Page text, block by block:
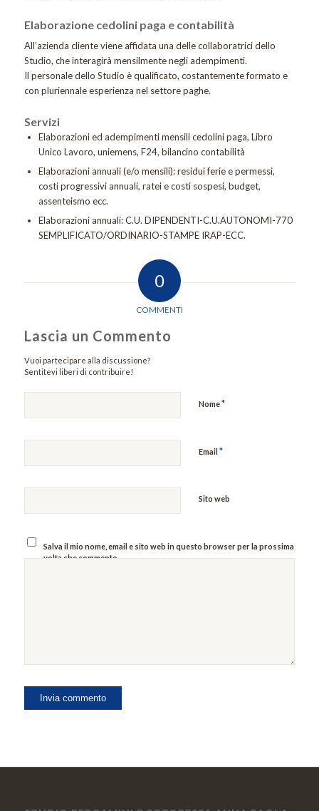
Elaborazione cedolini paga e contabilità
All’azienda cliente viene affidata una delle collaboratrici dello
Studio, che interagirà mensilmente negli adempimenti.
Il personale dello Studio è qualificato, costantemente formato e
con pluriennale esperienza nel settore paghe.
Servizi
Elaborazioni ed adempimenti mensili cedolini paga, Libro
Unico Lavoro, uniemens, F24, bilancino contabilità
Elaborazioni annuali (e/o mensili): residui ferie e permessi,
costi progressivi annuali, ratei e costi sospesi, budget,
assenteismo ecc.
Elaborazioni annuali: C.U. DIPENDENTI-C.U.AUTONOMI-770
SEMPLIFICATO/ORDINARIO-STAMPE IRAP-ECC.
0
COMMENTI
Lascia un Commento
Vuoi partecipare alla discussione?
Sentitevi liberi di contribuire!
Nome*
Email *
Sito web
Salva il mio nome, email e sito web in questo browser per la prossima
volta che commento.